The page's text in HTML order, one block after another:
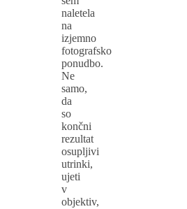
naletela
na
izjemno
fotografsko
ponudbo.
Ne
samo,
da
so
končni
rezultat
osupljivi
utrinki,
ujeti
v
objektiv,